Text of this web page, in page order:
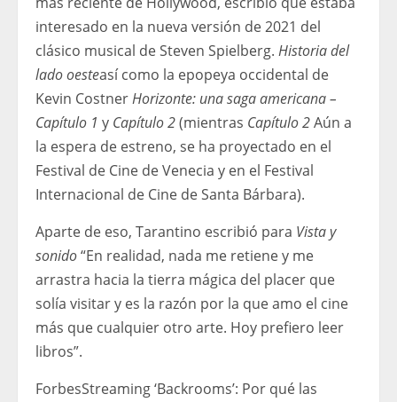
interesado en la nueva versión de 2021 del
clásico musical de Steven Spielberg. Historia del
lado oesteasí como la epopeya occidental de
Kevin CostnerHorizonte: una saga americana–
Capítulo 1 y Capítulo 2(mientras Capítulo 2Aún a
la espera de estreno, se ha proyectado en el
Festival de Cine de Venecia y en el Festival
Internacional de Cine de Santa Bárbara).
Aparte de eso, Tarantino escribió para Vista y
sonido“En realidad, nada me retiene y me
arrastra hacia la tierra mágica del placer que
solía visitar y es la razón por la que amo el cine
más que cualquier otro arte. Hoy prefiero leer
libros”.
ForbesStreaming ‘Backrooms’: Por qué las